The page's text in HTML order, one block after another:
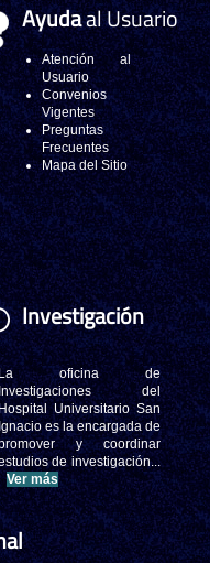
Ayudaal Usuario
Atención al
Usuario
Convenios
Vigentes
Preguntas
Frecuentes
Mapa del Sitio
Investigación
oficina de
del
Universitario San
es la encargada de
y coordinar
de investigación...
Ver más